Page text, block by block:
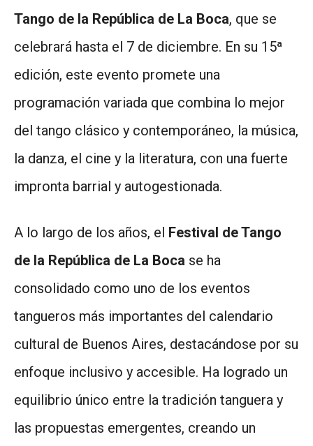
Tango de la República de La Boca, que se
celebrará hasta el 7 de diciembre. En su 15ª
edición, este evento promete una
programación variada que combina lo mejor
del tango clásico y contemporáneo, la música,
la danza, el cine y la literatura, con una fuerte
impronta barrial y autogestionada.
A lo largo de los años, el Festival de Tango
de la República de La Boca se ha
consolidado como uno de los eventos
tangueros más importantes del calendario
cultural de Buenos Aires, destacándose por su
enfoque inclusivo y accesible. Ha logrado un
equilibrio único entre la tradición tanguera y
las propuestas emergentes, creando un